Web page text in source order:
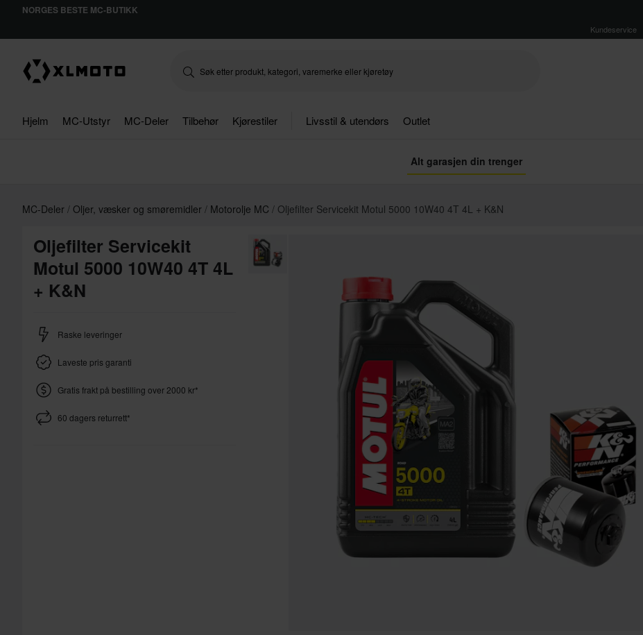
NORGES BESTE MC-BUTIKK
Kundeservice
Hjelm MC-Utstyr MC-Deler Tilbehør Kjørestiler Livsstil & utendørs Outlet
Alt garasjen din trenger
MC-Deler Oljer, væsker og smøremidler Motorolje MC Oljefilter Servicekit Motul 5000 10W40 4T 4L + K&N
Oljefilter Servicekit
Motul 5000 10W40 4T 4L
+ K&N
Raske leveringer
Laveste pris garanti
Gratis frakt på bestilling over 2000 kr*
60 dagers returrett*